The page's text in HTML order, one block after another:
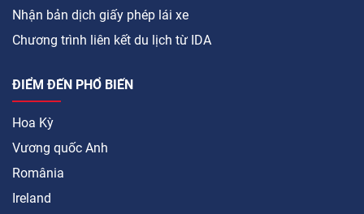
Nhận bản dịch giấy phép lái xe
Chương trình liên kết du lịch từ IDA
ĐIỂM ĐẾN PHỔ BIẾN
Hoa Kỳ
Vương quốc Anh
România
Ireland